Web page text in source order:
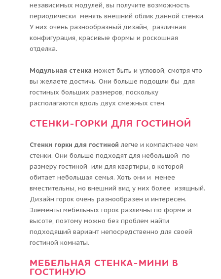
независимых модулей, вы получите возможность
периодически менять внешний облик данной стенки.
У них очень разнообразный дизайн, различная
конфигурация, красивые формы и роскошная
отделка.
Модульная стенка может быть и угловой, смотря что
вы желаете достичь. Они больше подошли бы для
гостиных больших размеров, поскольку
располагаются вдоль двух смежных стен.
СТЕНКИ-ГОРКИ ДЛЯ ГОСТИНОЙ
Стенки горки для гостиной легче и компактнее чем
стенки. Они больше подходят для небольшой по
размеру гостиной или для квартиры, в которой
обитает небольшая семья. Хоть они и менее
вместительны, но внешний вид у них более изящный.
Дизайн горок очень разнообразен и интересен.
Элементы мебельных горок различны по форме и
высоте, поэтому можно без проблем найти
подходящий вариант непосредственно для своей
гостиной комнаты.
МЕБЕЛЬНАЯ СТЕНКА-МИНИ В
ГОСТИНУЮ